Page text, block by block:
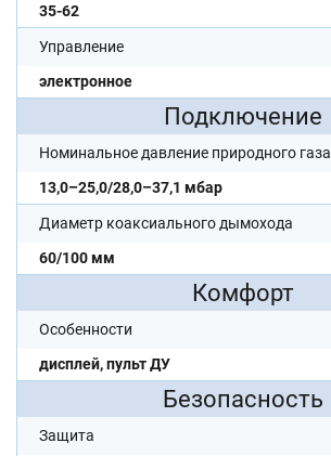
35-62
Управление
электронное
Подключение
Номинальное давление природного газа
13,0–25,0/28,0–37,1 мбар
Диаметр коаксиального дымохода
60/100 мм
Комфорт
Особенности
дисплей, пульт ДУ
Безопасность
Защита